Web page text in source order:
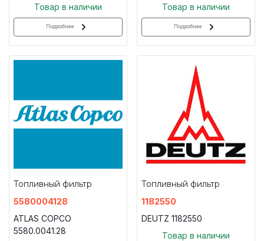
Товар в наличии
Подробнее
Товар в наличии
Подробнее
Топливный фильтр
5580004128
ATLAS COPCO
5580.0041.28
Топливный фильтр
1182550
DEUTZ 1182550
Товар в наличии